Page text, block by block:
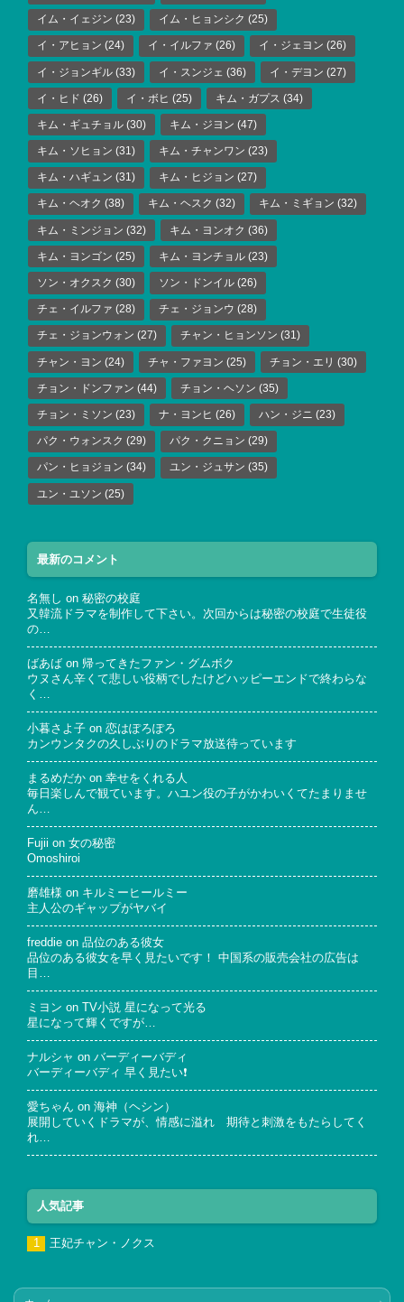
イム・イェジン (23) イム・ヒョンシク (25)
イ・アヒョン (24) イ・イルファ (26) イ・ジェヨン (26)
イ・ジョンギル (33) イ・スンジェ (36) イ・デヨン (27)
イ・ヒド (26) イ・ボヒ (25) キム・ガプス (34)
キム・ギュチョル (30) キム・ジヨン (47)
キム・ソヒョン (31) キム・チャンワン (23)
キム・ハギュン (31) キム・ヒジョン (27)
キム・ヘオク (38) キム・ヘスク (32) キム・ミギョン (32)
キム・ミンジョン (32) キム・ヨンオク (36)
キム・ヨンゴン (25) キム・ヨンチョル (23)
ソン・オクスク (30) ソン・ドンイル (26)
チェ・イルファ (28) チェ・ジョンウ (28)
チェ・ジョンウォン (27) チャン・ヒョンソン (31)
チャン・ヨン (24) チャ・ファヨン (25) チョン・エリ (30)
チョン・ドンファン (44) チョン・ヘソン (35)
チョン・ミソン (23) ナ・ヨンヒ (26) ハン・ジニ (23)
パク・ウォンスク (29) パク・クニョン (29)
パン・ヒョジョン (34) ユン・ジュサン (35)
ユン・ユソン (25)
最新のコメント
名無し on 秘密の校庭
又韓流ドラマを制作して下さい。次回からは秘密の校庭で生徒役
の…
ばあば on 帰ってきたファン・グムボク
ウヌさん辛くて悲しい役柄でしたけどハッピーエンドで終わらな
く…
小暮さよ子 on 恋はぽろぽろ
カンウンタクの久しぶりのドラマ放送待っています
まるめだか on 幸せをくれる人
毎日楽しんで観ています。ハユン役の子がかわいくてたまりませ
ん…
Fujii on 女の秘密
Omoshiroi
磨雄様 on キルミーヒールミー
主人公のギャップがヤバイ
freddie on 品位のある彼女
品位のある彼女を早く見たいです！ 中国系の販売会社の広告は
目…
ミヨン on
TV小説 星になって光る
星になって輝くですが…
ナルシャ on バーディーバディ
バーディーバディ 早く見たい❗
愛ちゃん on 海神（ヘシン）
展開していくドラマが、情感に溢れ 期待と刺激をもたらしてく
れ…
人気記事
王妃チャン・ノクス